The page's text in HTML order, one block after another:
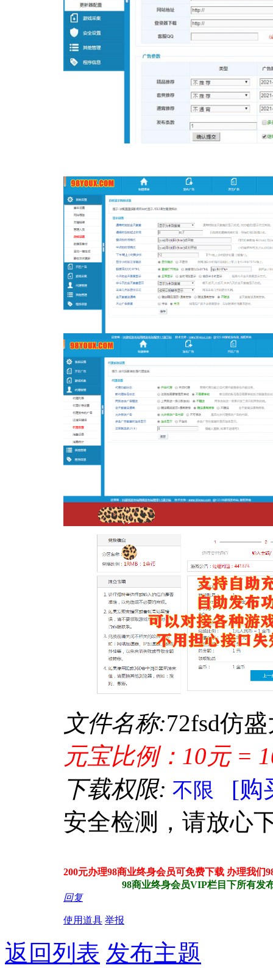
文件名称:72fsd仿
元宝比例：10元 =
下载权限: 不限
[购
安全检测，请放心
200元办理98商业终身会员可免费下载 办理我们
98商业终身会员VIP栏目下所有发布站
回复
使用道具 举报
返回列表 发布主题